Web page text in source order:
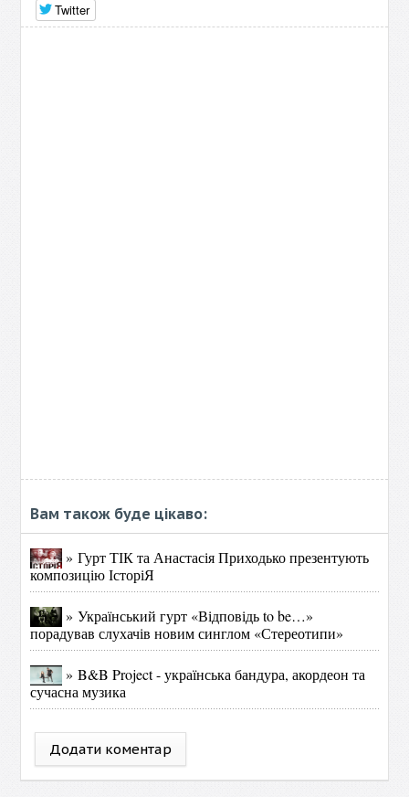
Twitter
Вам також буде цікаво:
» Гурт ТІК та Анастасія Приходько презентують
композицію ІсторіЯ
» Український гурт «Відповідь to be…»
порадував слухачів новим синглом «Стереотипи»
» B&B Project - українська бандура, акордеон та
сучасна музика
Додати коментар